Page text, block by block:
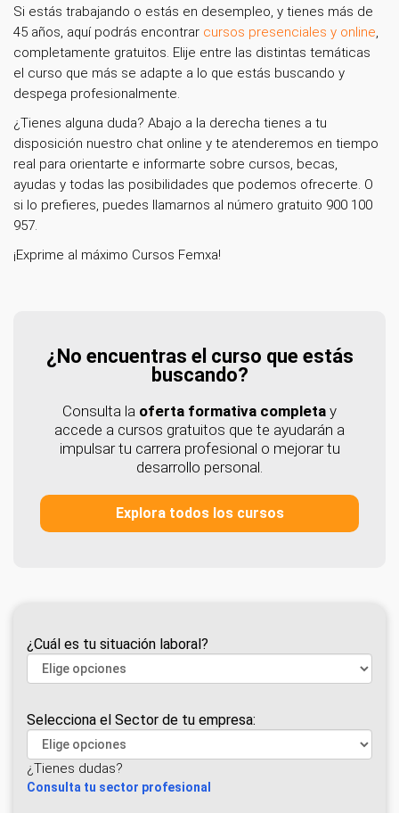
Si estás trabajando o estás en desempleo, y tienes más de
45 años, aquí podrás encontrar cursos presenciales y online,
completamente gratuitos. Elije entre las distintas temáticas
el curso que más se adapte a lo que estás buscando y
despega profesionalmente.
¿Tienes alguna duda? Abajo a la derecha tienes a tu
disposición nuestro chat online y te atenderemos en tiempo
real para orientarte e informarte sobre cursos, becas,
ayudas y todas las posibilidades que podemos ofrecerte. O
si lo prefieres, puedes llamarnos al número gratuito 900 100
957.
¡Exprime al máximo Cursos Femxa!
¿No encuentras el curso que estás
buscando?
Consulta la oferta formativa completa y
accede a cursos gratuitos que te ayudarán a
impulsar tu carrera profesional o mejorar tu
desarrollo personal.
Explora todos los cursos
¿Cuál es tu situación laboral?
Selecciona el Sector de tu empresa:
¿Tienes dudas?
Consulta tu sector profesional